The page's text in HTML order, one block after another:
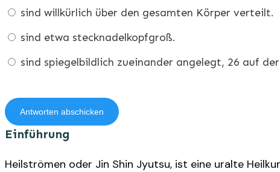
sind willkürlich über den gesamten Körper verteilt.
sind etwa stecknadelkopfgroß.
sind spiegelbildlich zueinander angelegt, 26 auf
Antworten abschicken
Einführung
Heilströmen oder Jin Shin Jyutsu, ist eine uralte